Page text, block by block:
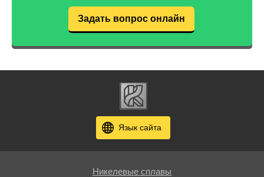
Задать вопрос онлайн
Язык сайта
Никелевые сплавы